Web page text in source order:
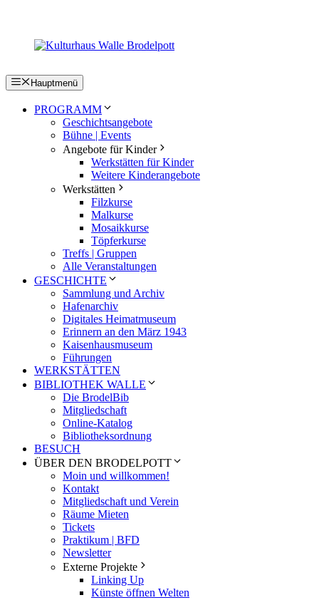
springen
Hauptmenü
PROGRAMM
Geschichtsangebote
Bühne | Events
Angebote für Kinder
Werkstätten für Kinder
Weitere Kinderangebote
Werkstätten
Filzkurse
Malkurse
Mosaikkurse
Töpferkurse
Treffs | Gruppen
Alle Veranstaltungen
GESCHICHTE
Sammlung und Archiv
Hafenarchiv
Digitales Heimatmuseum
Erinnern an den März 1943
Kaisenhausmuseum
Führungen
WERKSTÄTTEN
BIBLIOTHEK WALLE
Die BrodelBib
Mitgliedschaft
Online-Katalog
Bibliotheksordnung
BESUCH
ÜBER DEN BRODELPOTT
Moin und willkommen!
Kontakt
Mitgliedschaft und Verein
Räume Mieten
Tickets
Praktikum | BFD
Newsletter
Externe Projekte
Linking Up
Künste öffnen Welten